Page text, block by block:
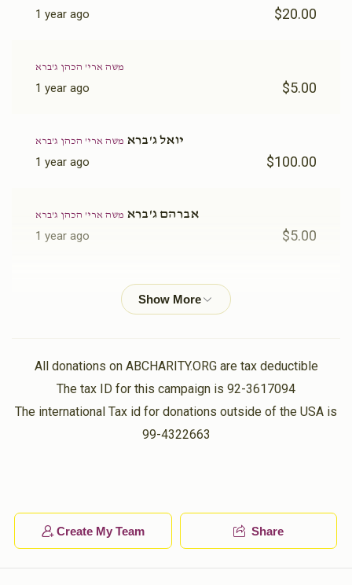
1 year ago $20.00
משה ארי' הכהן ג'ברא
1 year ago $5.00
יואל ג'ברא משה ארי' הכהן ג'ברא
1 year ago $100.00
אברהם ג'ברא משה ארי' הכהן ג'ברא
1 year ago $5.00
יואל בריעףמשה ארי' הכהן ג'ברא
שלמה אלי' ג'ברא משה ארי' הכהן ג'ברא
1 year ago $18.00
משה ארי' הכהן ג'ברא
יואל מיטעלמאן
1 year ago $18.00
All donations on ABCHARITY.ORG are tax deductible
The tax ID for this campaign is 92-3617094
The international Tax id for donations outside of the USA is
99-4322663
Create My Team Share